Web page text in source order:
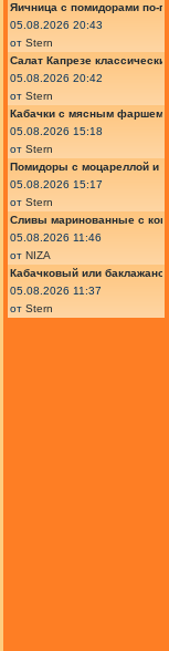
Яичница с помидорами по-
05.08.2026 20:43
от Stern
Салат Капрезе
05.08.2026 20:42
от Stern
Кабачки с мясным фаршем
05.08.2026 15:18
от Stern
Помидоры с моцареллой и
05.08.2026 15:17
от Stern
Сливы маринованные с
05.08.2026 11:46
от NIZA
Кабачковый или
05.08.2026 11:37
от Stern